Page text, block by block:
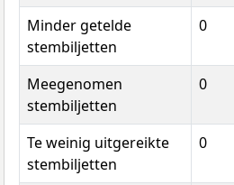
Minder getelde
stembiljetten
0
Meegenomen
stembiljetten
0
Te weinig uitgereikte
stembiljetten
0